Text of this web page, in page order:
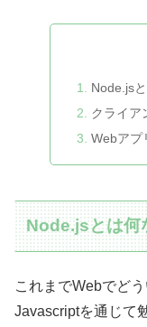
Node.js
クライア
Webアプ
Node.jsとは何
これまでWebでど
Javascriptを通じて